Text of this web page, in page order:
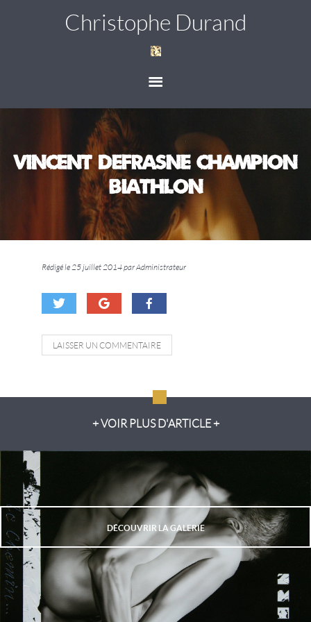
Christophe Durand
Vincent DEFRASNE Champion
BIATHLON
Rédigé le 25 juillet 2014 par Administrateur
LAISSER UN COMMENTAIRE
+ VOIR PLUS D'ARTICLE +
DÉCOUVRIR LA GALERIE